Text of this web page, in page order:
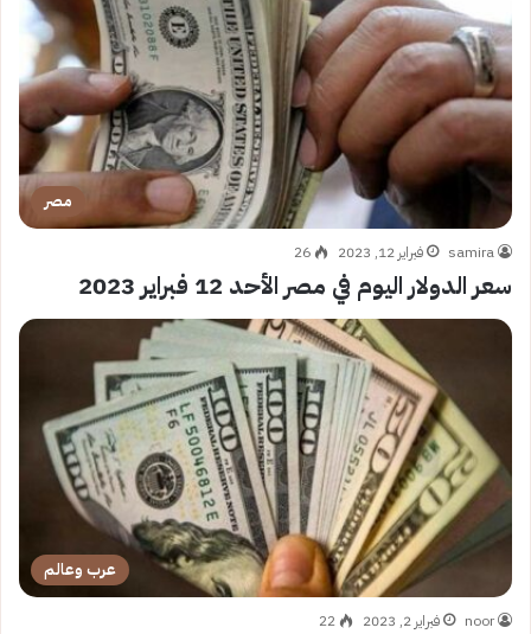
مصر
samira فبراير 12, 2023 26
سعر الدولار اليوم في مصر الأحد 12 فبراير 2023
عرب وعالم
noor فبراير 2, 2023 22